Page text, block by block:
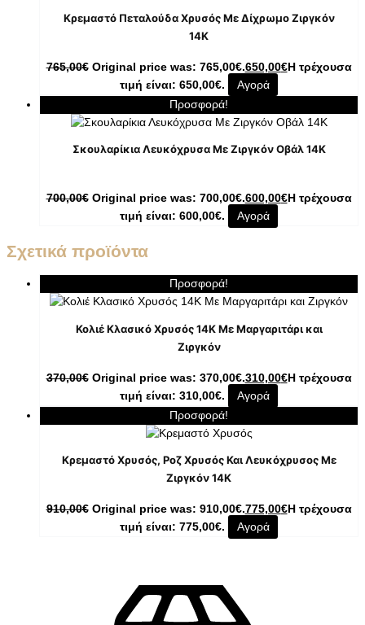
Κρεμαστό Πεταλούδα Χρυσός Με Δίχρωμο Ζιργκόν
14K
765,00€ Original price was: 765,00€.650,00€Η τρέχουσα
τιμή είναι: 650,00€.
Αγορά
Προσφορά!
Σκουλαρίκια Λευκόχρυσα Με Ζιργκόν Οβάλ 14K
700,00€ Original price was: 700,00€.600,00€Η τρέχουσα
τιμή είναι: 600,00€.
Αγορά
Σχετικά προϊόντα
Προσφορά!
Κολιέ Κλασικό Χρυσός 14K Με Μαργαριτάρι και
Ζιργκόν
370,00€ Original price was: 370,00€.310,00€Η τρέχουσα
τιμή είναι: 310,00€.
Αγορά
Προσφορά!
Κρεμαστό Χρυσός, Ροζ Χρυσός Και Λευκόχρυσος Με
Ζιργκόν 14K
910,00€ Original price was: 910,00€.775,00€Η τρέχουσα
τιμή είναι: 775,00€.
Αγορά